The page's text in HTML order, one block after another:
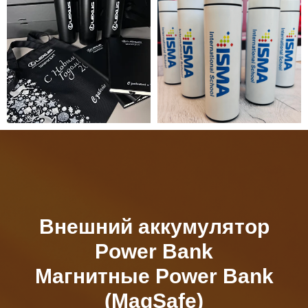
Внешний аккумулятор
Power Bank
Магнитные Power Bank
(MagSafe)